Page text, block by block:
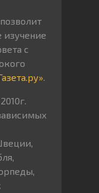
изучение
с
.